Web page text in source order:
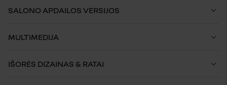
SALONO APDAILOS VERSIJOS
MULTIMEDIJA
IŠORĖS DIZAINAS & RATAI